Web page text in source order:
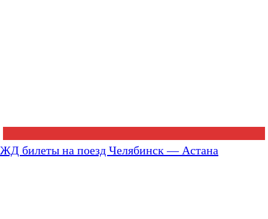
ЖД билеты на поезд Челябинск — Астана